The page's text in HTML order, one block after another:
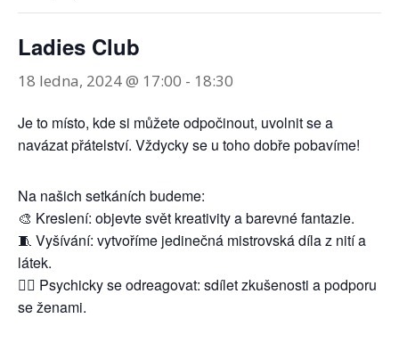
Ladies Club
18 ledna, 2024 @ 17:00 - 18:30
Je to místo, kde si můžete odpočinout, uvolnit se a
navázat přátelství. Vždycky se u toho dobře pobavíme!
Na našich setkáních budeme:
🎨 Kreslení: objevte svět kreativity a barevné fantazie.
🧵 Vyšívání: vytvoříme jedinečná mistrovská díla z nití a
látek.
💆‍♀️ Psychicky se odreagovat: sdílet zkušenosti a podporu
se ženami.